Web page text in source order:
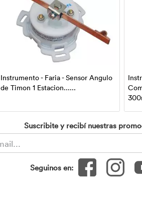
Instrumento - Faria - Sensor Angulo
de Timon 1 Estacion......
Suscribite y recibí nuestras
Seguinos en: